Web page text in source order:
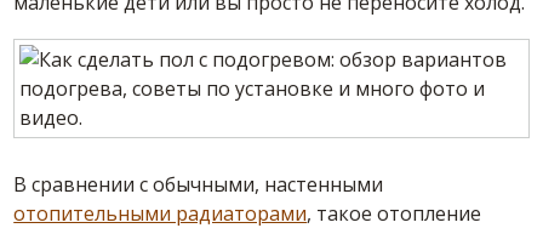
В сравнении с обычными, настенными
отопительными радиаторами, такое отопление